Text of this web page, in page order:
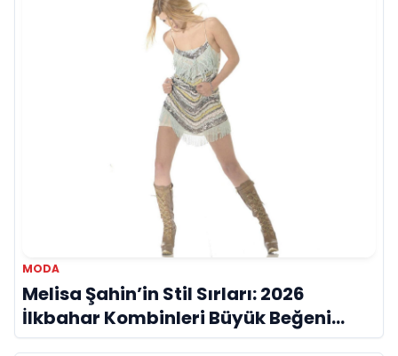
MODA
Melisa Şahin’in Stil Sırları: 2026
İlkbahar Kombinleri Büyük Beğeni
Topladı